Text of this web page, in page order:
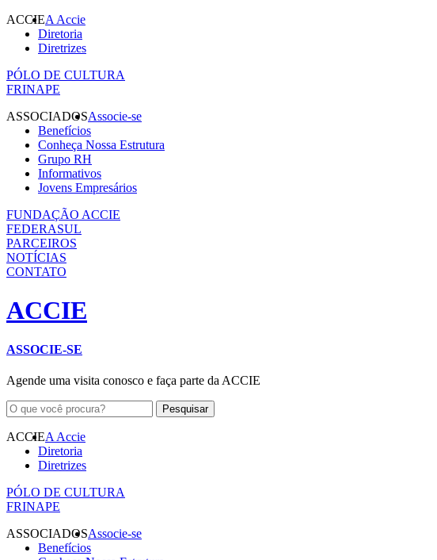
ACCIEA Accie
Diretoria
Diretrizes
PÓLO DE CULTURA
FRINAPE
ASSOCIADOSAssocie-se
Benefícios
Conheça Nossa Estrutura
Grupo RH
Informativos
Jovens Empresários
FUNDAÇÃO ACCIE
FEDERASUL
PARCEIROS
NOTÍCIAS
CONTATO
ACCIE
ASSOCIE-SE
Agende uma visita conosco e faça parte da ACCIE
ACCIEA Accie
Diretoria
Diretrizes
PÓLO DE CULTURA
FRINAPE
ASSOCIADOSAssocie-se
Benefícios